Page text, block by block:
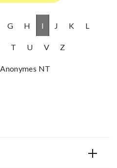
G H I J K L
T U V Z
Anonymes NT